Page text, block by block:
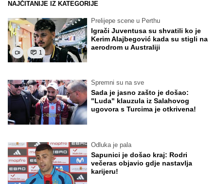
NAJČITANIJE IZ KATEGORIJE
1
Prelijepe scene u Perthu
Igrači Juventusa su shvatili ko je
Kerim Alajbegović kada su stigli na
aerodrom u Australiji
Spremni su na sve
Sada je jasno zašto je došao:
"Luda" klauzula iz Salahovog
ugovora s Turcima je otkrivena!
Odluka je pala
Sapunici je došao kraj: Rodri
večeras objavio gdje nastavlja
karijeru!